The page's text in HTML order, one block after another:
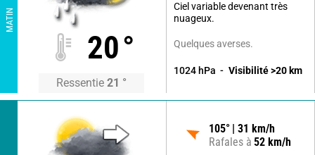
MATIN
20°
Ressentie 21 °
Ciel variable devenant très
nuageux.
Quelques averses.
1024 hPa Visibilité >20 km
105° 31 km/h
Rafales à 52 km/h